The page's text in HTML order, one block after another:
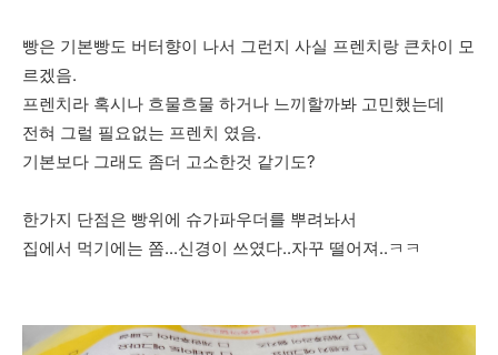
빵은 기본빵도 버터향이 나서 그런지 사실 프렌치랑 큰차이 모
르겠음.
프렌치라 혹시나 흐물흐물 하거나 느끼할까봐 고민했는데
전혀 그럴 필요없는 프렌치 였음.
기본보다 그래도 좀더 고소한것 같기도?
한가지 단점은 빵위에 슈가파우더를 뿌려놔서
집에서 먹기에는 쫌...신경이 쓰였다..자꾸 떨어져..ㅋㅋ